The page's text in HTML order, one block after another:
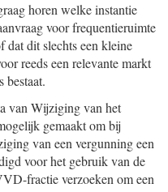
horen welke instantie
voor frequentieruimte
dat dit slechts een kleine
reeds een relevante markt
bestaat.
van Wijziging van het
gemaakt om bij
van een vergunning een
voor het gebruik van de
fractie verzoeken om een